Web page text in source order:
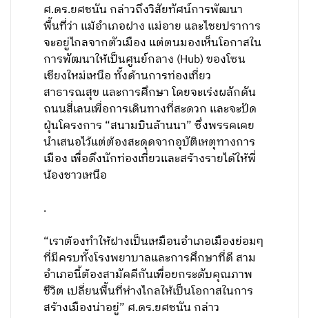
ศ.ดร.ยศชนัน กล่าวถึงวิสัยทัศน์การพัฒนา
พื้นที่ว่า แม้อำเภอฝาง แม่อาย และไชยปราการ
จะอยู่ไกลจากตัวเมือง แต่ตนมองเห็นโอกาสใน
การพัฒนาให้เป็นศูนย์กลาง (Hub) ของโซน
เชียงใหม่เหนือ ทั้งด้านการท่องเที่ยว
สาธารณสุข และการศึกษา โดยจะเร่งผลักดัน
ถนนสี่เลนเพื่อการเดินทางที่สะดวก และจะปัด
ฝุ่นโครงการ “สนามบินล้านนา” ซึ่งพรรคเคย
นำเสนอไว้แต่ต้องสะดุดจากอุบัติเหตุทางการ
เมือง เพื่อดึงนักท่องเที่ยวและสร้างรายได้ให้พี่
น้องชาวเหนือ
.
“เราต้องทำให้ฝางเป็นเหมือนอำเภอเมืองย่อมๆ
ที่มีครบทั้งโรงพยาบาลและการศึกษาที่ดี สาม
อำเภอนี้ต้องสามัคคีกันเพื่อยกระดับคุณภาพ
ชีวิต เปลี่ยนพื้นที่ห่างไกลให้เป็นโอกาสในการ
สร้างเมืองน่าอยู่” ศ.ดร.ยศชนัน กล่าว